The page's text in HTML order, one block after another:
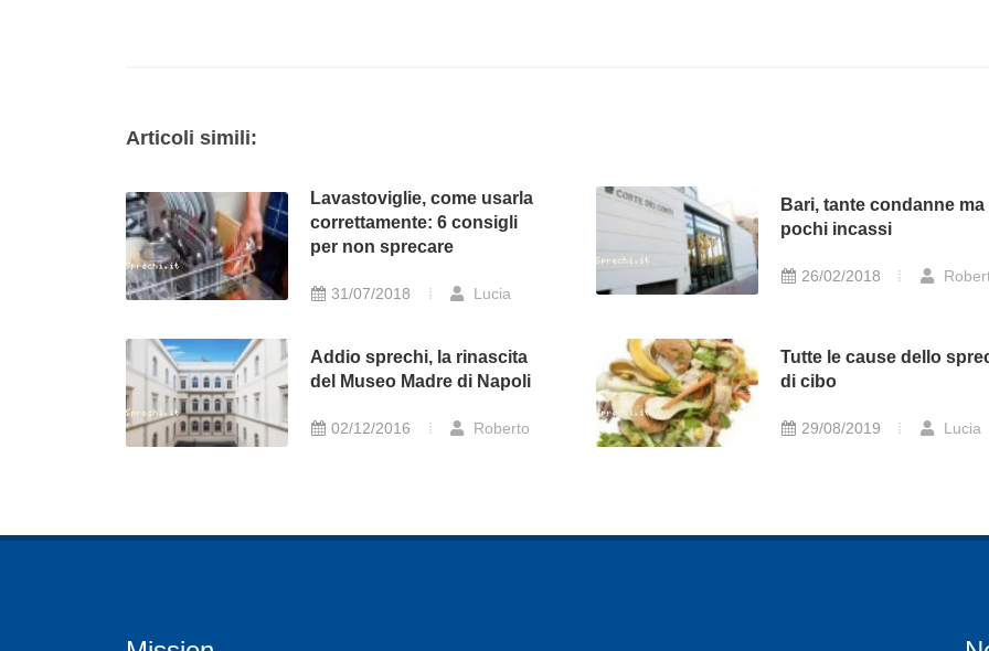
Articoli simili:
Lavastoviglie, come usarla
correttamente: 6 consigli
per non sprecare
31/07/2018 Lucia
Bari, tante condanne ma
pochi incassi
26/02/2018
Addio sprechi, la rinascita
del Museo Madre di Napoli
02/12/2016 Roberto
Tutte le cause dello
di cibo
29/08/2019 Lucia